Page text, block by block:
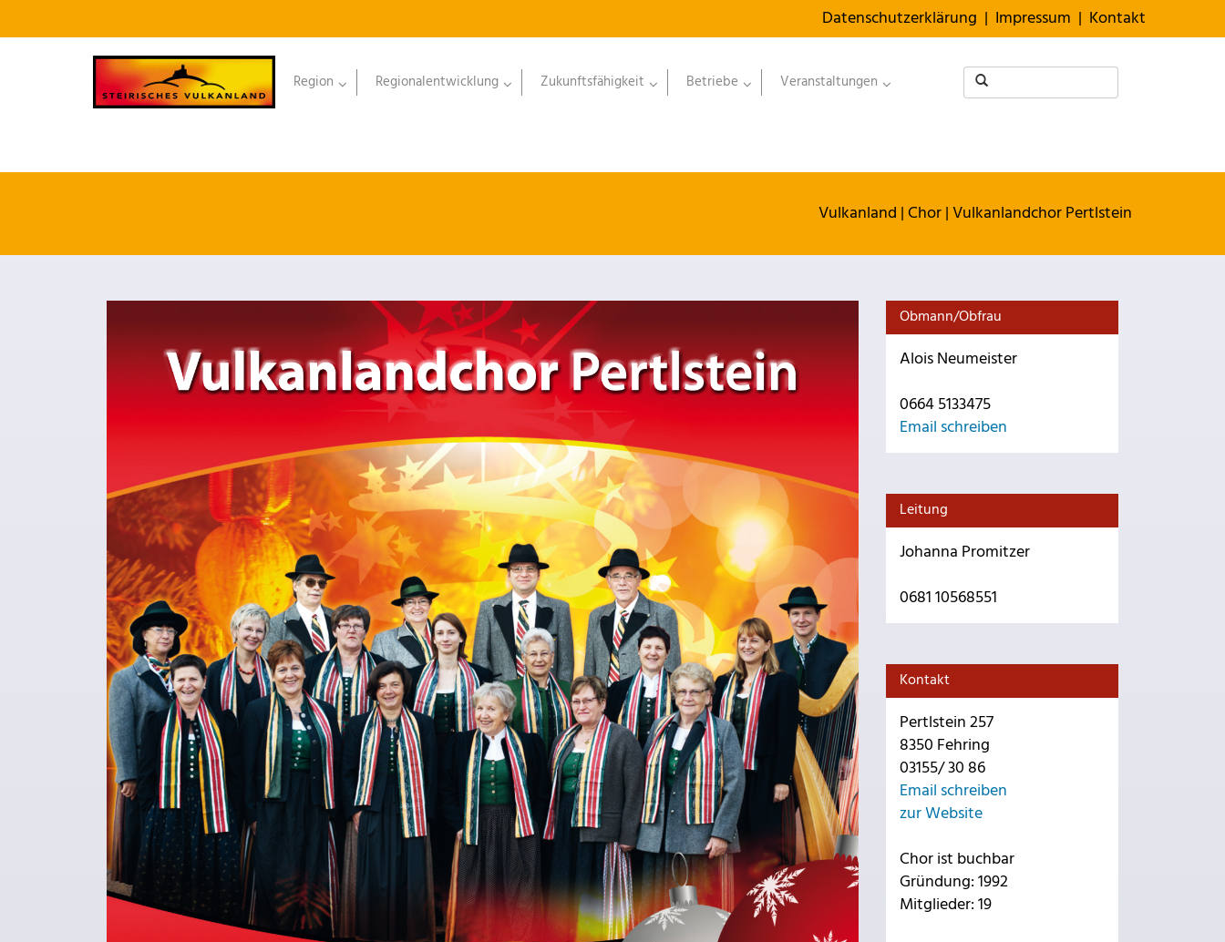
Datenschutzerklärung | Impressum | Kontakt
Region Regionalentwicklung Zukunftsfähigkeit Betriebe Veranstaltungen
Vulkanland |Chor|Vulkanlandchor Pertlstein
Obmann/Obfrau
Alois Neumeister
0664 5133475
Email schreiben
Leitung
Johanna Promitzer
0681 10568551
Kontakt
Pertlstein 257
8350 Fehring
03155/ 30 86
Email schreiben
zur Website
Chor ist buchbar
Gründung: 1992
Mitglieder: 19